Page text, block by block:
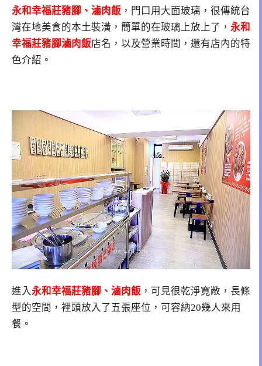
永和幸福莊豬腳、滷肉飯 ，門口用大面玻璃，很傳統台
灣在地美食的本土裝潢，簡單的在玻璃上放上了， 永和
幸福莊豬腳滷肉飯店名，以及營業時間，還有店內的特
色介紹。
進入永和幸福莊豬腳、滷肉飯 ，可見很乾淨寬敞，長條
型的空間，裡頭放入了五張座位，可容納20幾人來用
餐。